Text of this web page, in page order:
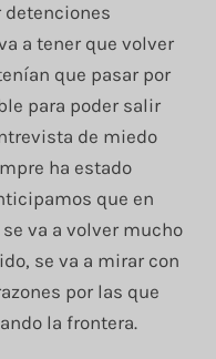
detenciones
a tener que volver
que pasar por
para poder salir
de miedo
ha estado
que en
va a volver mucho
se va a mirar con
por las que
la frontera.